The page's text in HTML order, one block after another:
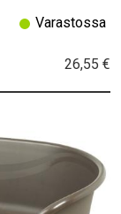
26,55 €
Varastossa